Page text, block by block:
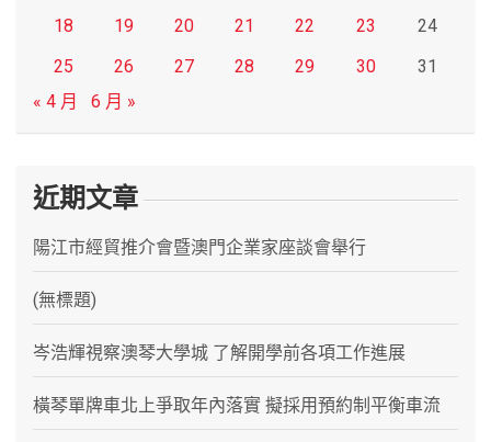
18 19 20 21 22 23
24
25
26 27 28 29 30
31
« 4 月
6 月 »
近期文章
陽江市經貿推介會暨澳門企業家座談會舉行
(無標題)
岑浩輝視察澳琴大學城 了解開學前各項工作進展
橫琴單牌車北上爭取年內落實 擬採用預約制平衡車流